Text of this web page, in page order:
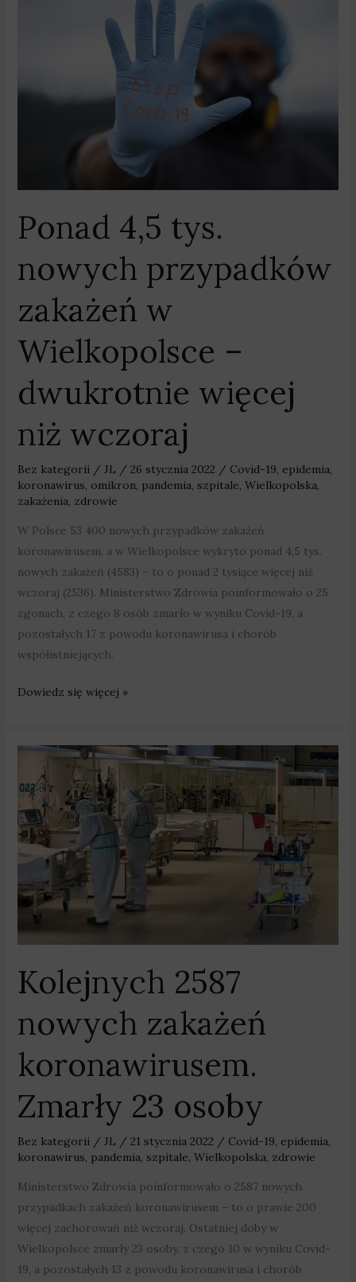
Ponad 4,5 tys.
nowych przypadków
zakażeń w
Wielkopolsce –
dwukrotnie więcej
niż wczoraj
Bez kategorii/ JL / 26 stycznia 2022 / Covid-19, epidemia,
koronawirus, omikron, pandemia, szpitale, Wielkopolska,
zakażenia, zdrowie
W Polsce 53 400 nowych przypadków zakażeń
koronawirusem, a w Wielkopolsce wykryto ponad 4,5 tys.
nowych zakażeń (4583) – to o ponad 2 tysiące więcej niż
wczoraj (2536). Ministerstwo Zdrowia poinformowało o 25
zgonach, z czego 8 osób zmarło w wyniku Covid-19, a
pozostałych 17 z powodu koronawirusa i chorób
współistniejących.
zakażeń
niż
wczoraj
Dowiedz się więcej »
Kolejnych 2587
nowych zakażeń
koronawirusem.
Zmarły 23 osoby
Bez kategorii/ JL / 21 stycznia 2022 / Covid-19, epidemia,
koronawirus, pandemia, szpitale, Wielkopolska, zdrowie
Ministerstwo Zdrowia poinformowało o 2587 nowych
przypadkach zakażeń koronawirusem – to o prawie 200
więcej zachorowań niż wczoraj. Ostatniej doby w
Wielkopolsce zmarły 23 osoby, z czego 10 w wyniku Covid-
19, a pozostałych 13 z powodu koronawirusa i chorób
Kolejnych
2587
nowych
zakażeń
koronawirusem.
Zmarły
osoby